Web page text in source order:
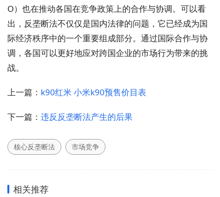
O）也在推动各国在竞争政策上的合作与协调。可以看
出，反垄断法不仅仅是国内法律的问题，它已经成为国
际经济秩序中的一个重要组成部分。通过国际合作与协
调，各国可以更好地应对跨国企业的市场行为带来的挑
战。
上一篇： k90红米 小米k90预售价目表
下一篇： 违反反垄断法产生的后果
核心反垄断法 市场竞争
相关推荐